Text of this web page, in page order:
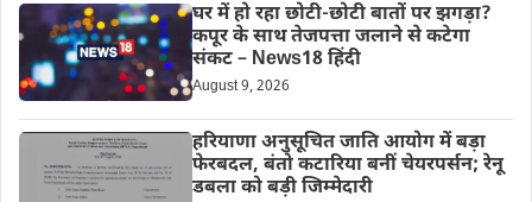
घर में हो रहा छोटी-छोटी बातों पर झगड़ा?
कपूर के साथ तेजपत्ता जलाने से कटेगा
संकट – News18 हिंदी
August 9, 2026
हरियाणा अनुसूचित जाति आयोग में बड़ा
फेरबदल, बंतो कटारिया बनीं चेयरपर्सन; रेनू
डबला को बड़ी जिम्मेदारी